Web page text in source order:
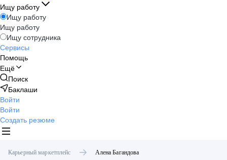
Ищу работу
Ищу работу
Ищу работу
Ищу сотрудника
Сервисы
Помощь
Ещё
Поиск
Баклаши
Войти
Войти
Создать резюме
Карьерный маркетплейс Алена Багандова